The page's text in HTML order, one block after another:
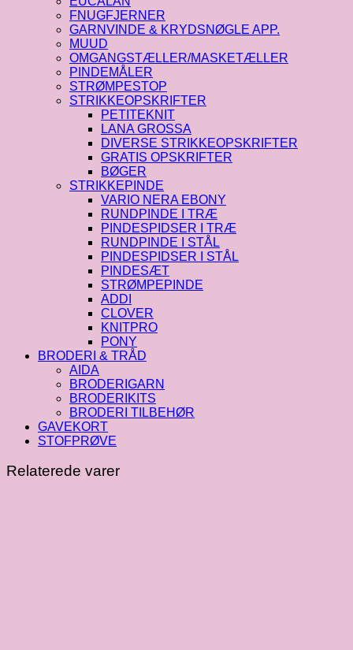
FNUGFJERNER
GARNVINDE & KRYDSNØGLE APP.
MUUD
OMGANGSTÆLLER/MASKETÆLLER
PINDEMÅLER
STRØMPESTOP
STRIKKEOPSKRIFTER
PETITEKNIT
LANA GROSSA
DIVERSE STRIKKEOPSKRIFTER
GRATIS OPSKRIFTER
BØGER
STRIKKEPINDE
VARIO NERA EBONY
RUNDPINDE I TRÆ
PINDESPIDSER I TRÆ
RUNDPINDE I STÅL
PINDESPIDSER I STÅL
PINDESÆT
STRØMPEPINDE
ADDI
CLOVER
KNITPRO
PONY
BRODERI & TRÅD
AIDA
BRODERIGARN
BRODERIKITS
BRODERI TILBEHØR
GAVEKORT
STOFPRØVE
Relaterede varer